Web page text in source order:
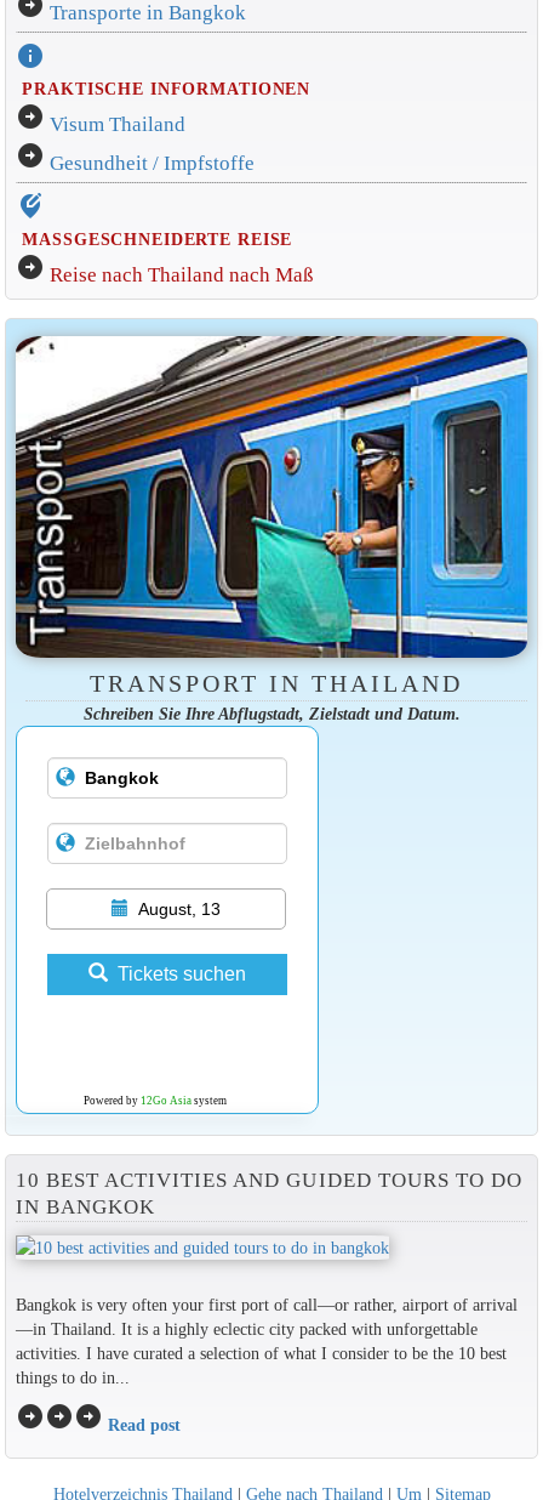
Transporte in Bangkok
info
PRAKTISCHE INFORMATIONEN
arrow_circle_right Visum Thailand
arrow_circle_right Gesundheit / Impfstoffe
edit_location_alt
MASSGESCHNEIDERTE REISE
arrow_circle_right Reise nach Thailand nach Maß
TRANSPORT IN THAILAND
Schreiben Sie Ihre Abflugstadt, Zielstadt und Datum.
August, 13
Tickets suchen
Powered by 12Go Asiasystem
10 BEST ACTIVITIES AND GUIDED TOURS TO DO
IN BANGKOK
Bangkok is very often your first port of call—or rather, airport of arrival
—in Thailand. It is a highly eclectic city packed with unforgettable
activities. I have curated a selection of what I consider to be the 10 best
things to do in...
arrow_circle_rightarrow_circle_rightarrow_circle_right Read post
Hotelverzeichnis Thailand | Gehe nach Thailand | Um | Sitemap